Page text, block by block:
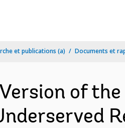
et publications (a) Documents et
of